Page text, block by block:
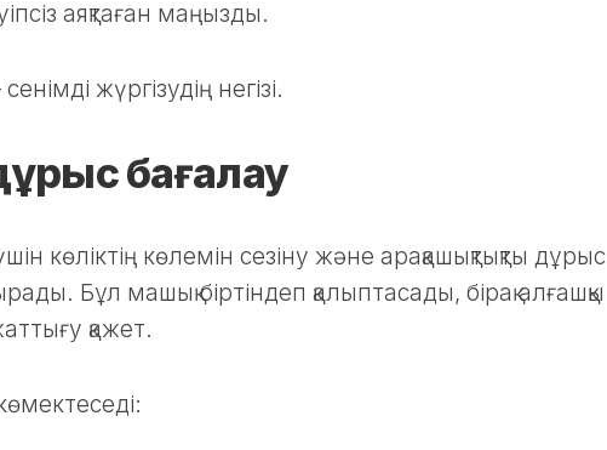
аяқтаған маңызды.
жүргізудің негізі.
бағалау
көліктің көлемін сезіну және арақашықтықты дұрыс
Бұл машық біртіндеп қалыптасады, бірақ алғашқы
қажет.